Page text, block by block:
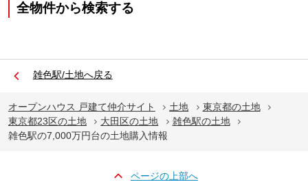
全物件から検索する
雑色駅/土地へ戻る
オープンハウス 戸建て仲介サイト 土地
東京都の土地
東京都23区の土地
大田区の土地
雑色駅の土地
雑色駅の7,000万円台の土地購入情報
ページの上部へ